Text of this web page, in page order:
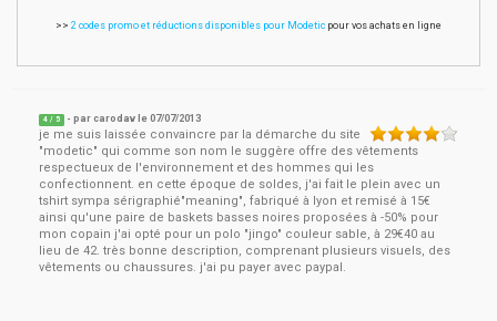
>> 2 codes promo et réductions disponibles pour Modetic pour vos achats en ligne
4 / 5 - parcarodav le07/07/2013
je me suis laissée convaincre par la démarche du site
"modetic" qui comme son nom le suggère offre des vêtements
respectueux de l'environnement et des hommes qui les
confectionnent. en cette époque de soldes, j'ai fait le plein avec un
tshirt sympa sérigraphié"meaning", fabriqué à lyon et remisé à 15€
ainsi qu'une paire de baskets basses noires proposées à -50% pour
mon copain j'ai opté pour un polo "jingo" couleur sable, à 29€40 au
lieu de 42. très bonne description, comprenant plusieurs visuels, des
vêtements ou chaussures. j'ai pu payer avec paypal.